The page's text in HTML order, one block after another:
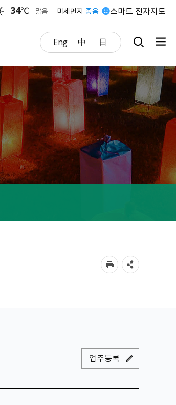
스마트 전자지도
34℃ 맑음 미세먼지 좋음
Eng 中 日
업주등록